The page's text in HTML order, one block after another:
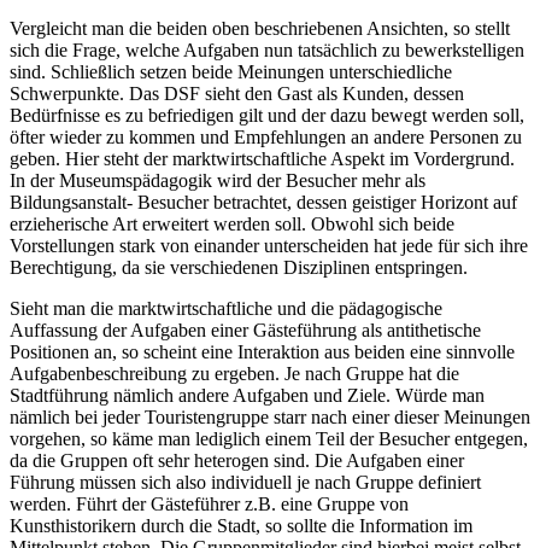
Vergleicht man die beiden oben beschriebenen Ansichten, so stellt
sich die Frage, welche Aufgaben nun tatsächlich zu bewerkstelligen
sind. Schließlich setzen beide Meinungen unterschiedliche
Schwerpunkte. Das DSF sieht den Gast als Kunden, dessen
Bedürfnisse es zu befriedigen gilt und der dazu bewegt werden soll,
öfter wieder zu kommen und Empfehlungen an andere Personen zu
geben. Hier steht der marktwirtschaftliche Aspekt im Vordergrund.
In der Museumspädagogik wird der Besucher mehr als
Bildungsanstalt- Besucher betrachtet, dessen geistiger Horizont auf
erzieherische Art erweitert werden soll. Obwohl sich beide
Vorstellungen stark von einander unterscheiden hat jede für sich ihre
Berechtigung, da sie verschiedenen Disziplinen entspringen.
Sieht man die marktwirtschaftliche und die pädagogische
Auffassung der Aufgaben einer Gästeführung als antithetische
Positionen an, so scheint eine Interaktion aus beiden eine sinnvolle
Aufgabenbeschreibung zu ergeben. Je nach Gruppe hat die
Stadtführung nämlich andere Aufgaben und Ziele. Würde man
nämlich bei jeder Touristengruppe starr nach einer dieser Meinungen
vorgehen, so käme man lediglich einem Teil der Besucher entgegen,
da die Gruppen oft sehr heterogen sind. Die Aufgaben einer
Führung müssen sich also individuell je nach Gruppe definiert
werden. Führt der Gästeführer z.B. eine Gruppe von
Kunsthistorikern durch die Stadt, so sollte die Information im